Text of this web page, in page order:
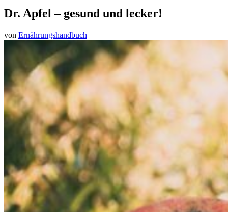
Dr. Apfel – gesund und lecker!
von Ernährungshandbuch